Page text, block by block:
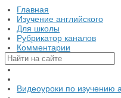
Главная
Изучение английского
Для школы
Рубрикатор каналов
Комментарии
Видеоуроки по изучению